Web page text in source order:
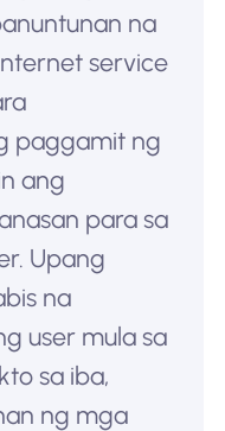
na
service
paggamit ng
ang
para sa
Upang
na
user mula sa
sa iba,
ng mga